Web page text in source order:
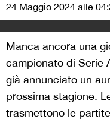
24 Maggio 2024 alle
Manca ancora una
campionato di Serie
già annunciato un
prossima stagione.
trasmettono le